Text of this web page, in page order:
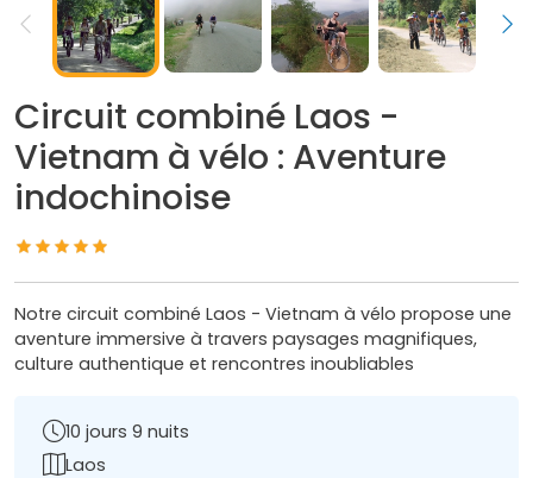
Circuit combiné Laos -
Vietnam à vélo : Aventure
indochinoise
Notre circuit combiné Laos - Vietnam à vélo propose une
aventure immersive à travers paysages magnifiques,
culture authentique et rencontres inoubliables
10 jours 9 nuits
Laos